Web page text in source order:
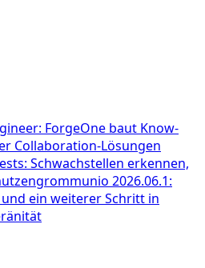
ForgeOne baut Know-
Collaboration-Lösungen
Schwachstellen erkennen,
grommunio 2026.06.1:
ein weiterer Schritt in